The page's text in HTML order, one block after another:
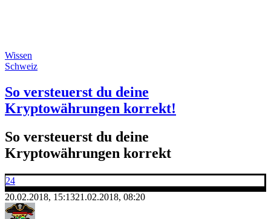
Wissen
Schweiz
So versteuerst du deine
Kryptowährungen korrekt!
So versteuerst du deine
Kryptowährungen korrekt
24
20.02.2018, 15:1321.02.2018, 08:20